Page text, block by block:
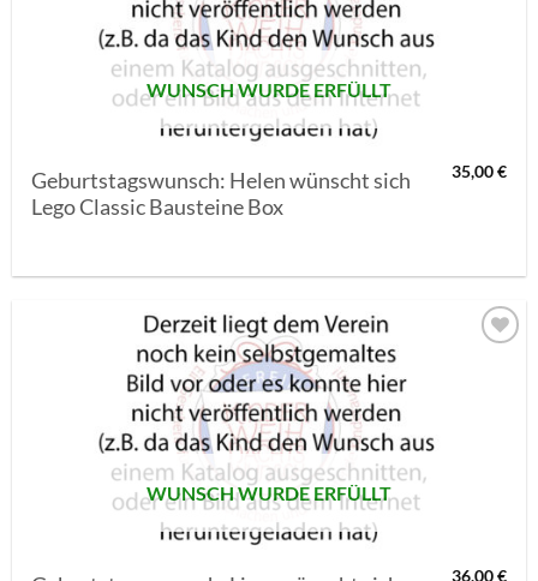
WUNSCH WURDE ERFÜLLT
Geburtstagswunsch: Helen wünscht sich
Lego Classic Bausteine Box
35,00€
WUNSCH WURDE ERFÜLLT
36,00€